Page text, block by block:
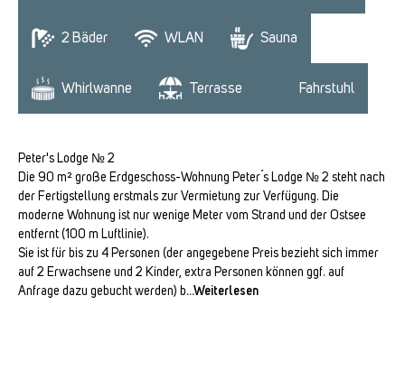
2 Bäder WLAN Sauna
Whirlwanne Terrasse Fahrstuhl
Peter's Lodge № 2
Die 90 m² große Erdgeschoss-Wohnung Peter´s Lodge № 2 steht nach
der Fertigstellung erstmals zur Vermietung zur Verfügung. Die
moderne Wohnung ist nur wenige Meter vom Strand und der Ostsee
entfernt (100 m Luftlinie).
Sie ist für bis zu 4 Personen (der angegebene Preis bezieht sich immer
auf 2 Erwachsene und 2 Kinder, extra Personen können ggf. auf
Anfrage dazu gebucht werden) b...Weiterlesen